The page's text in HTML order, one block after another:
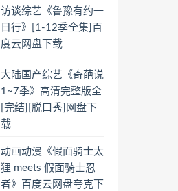
访谈综艺《鲁豫有约一
日行》[1-12季全集]百
度云网盘下载
大陆国产综艺《奇葩说
1~7季》高清完整版全
[完结][脱口秀]网盘下
载
动画动漫《假面骑士太
狸 meets 假面骑士忍
者》百度云网盘夸克下